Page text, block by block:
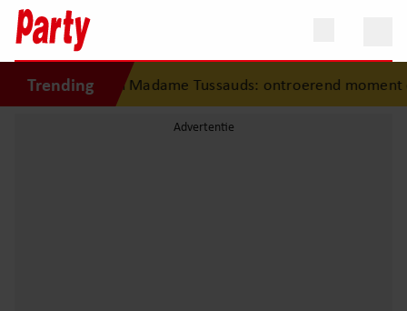
Trending
Madame Tussauds: ontroerend moment eindigt in